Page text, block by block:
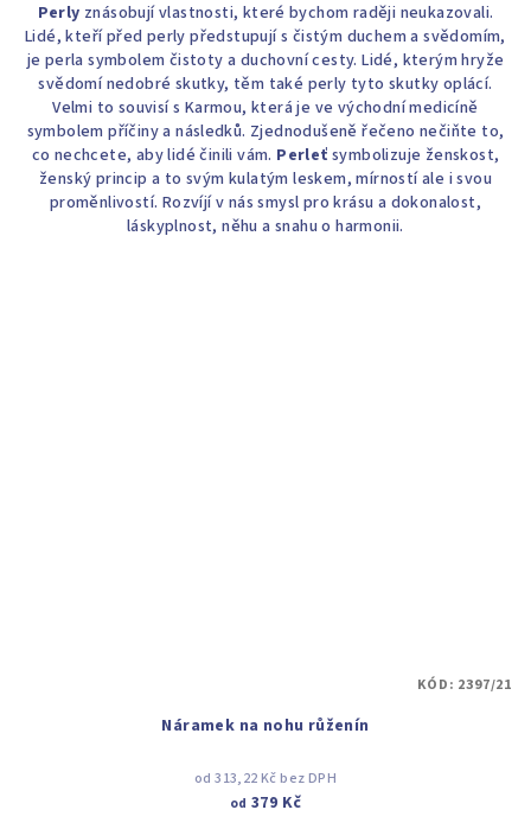
Perly znásobují vlastnosti, které bychom raději neukazovali.
Lidé, kteří před perly předstupují s čistým duchem a svědomím,
je perla symbolem čistoty a duchovní cesty. Lidé, kterým hryže
svědomí nedobré skutky, těm také perly tyto skutky oplácí.
Velmi to souvisí s Karmou, která je ve východní medicíně
symbolem příčiny a následků. Zjednodušeně řečeno nečiňte to,
co nechcete, aby lidé činili vám. Perleť symbolizuje ženskost,
ženský princip a to svým kulatým leskem, mírností ale i svou
proměnlivostí. Rozvíjí v nás smysl pro krásu a dokonalost,
láskyplnost, něhu a snahu o harmonii.
Náramek na nohu růženín
od 313,22 Kč bez DPH
od 379 Kč
KÓD: 2397/21